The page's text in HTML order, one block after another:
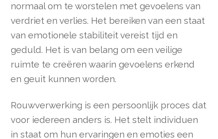
normaal om te worstelen met gevoelens van
verdriet en verlies. Het bereiken van een staat
van emotionele stabiliteit vereist tijd en
geduld. Het is van belang om een veilige
ruimte te creëren waarin gevoelens erkend
en geuit kunnen worden.
Rouwverwerking is een persoonlijk proces dat
voor iedereen anders is. Het stelt individuen
in staat om hun ervaringen en emoties een